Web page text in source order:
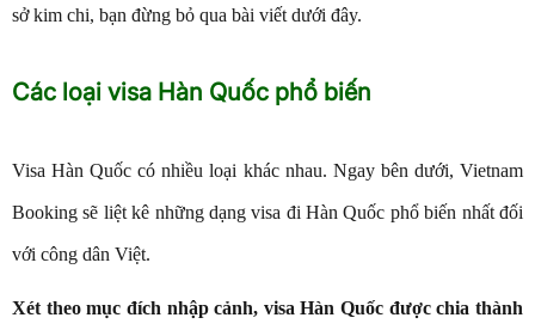
sở kim chi, bạn đừng bỏ qua bài viết dưới đây.
Các loại visa Hàn Quốc phổ biến
Visa Hàn Quốc có nhiều loại khác nhau. Ngay bên dưới, Vietnam
Booking sẽ liệt kê những dạng visa đi Hàn Quốc phổ biến nhất đối
với công dân Việt.
Xét theo mục đích nhập cảnh, visa Hàn Quốc được chia thành